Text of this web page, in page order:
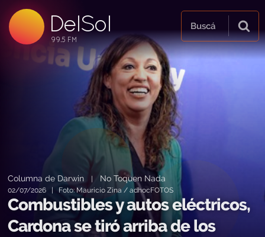
DelSol
99.5 FM
99.5 FM
99.5 FM
Buscá
Columna de Darwin No Toquen Nada
02/07/2026 | Foto: Mauricio Zina / adhocFOTOS
Combustibles y autos eléctricos,
Cardona se tiró arriba de los